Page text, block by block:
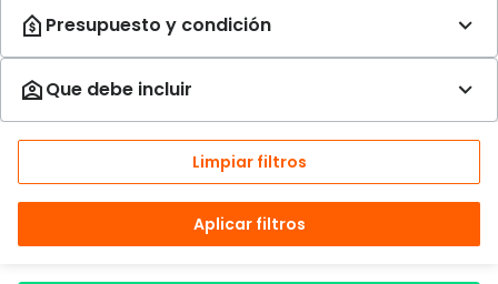
Limpiar filtros
Aplicar filtros